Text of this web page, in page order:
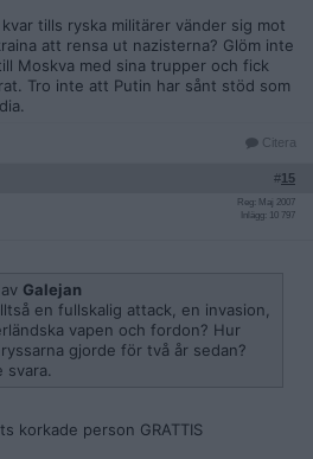
tills ryska militärer vänder sig mot
att rensa ut nazisterna? Glöm inte
Moskva med sina trupper och fick
Tro inte att Putin har sånt stöd som
Citera
#15
Reg: Maj 2007
Inlägg: 10 797
Galejan
en fullskalig attack, en invasion,
vapen och fordon? Hur
gjorde för två år sedan?
korkade person GRATTIS